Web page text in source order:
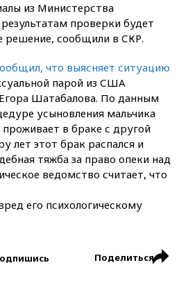
из Министерства
проверки будет
решение, сообщили в СКР.
что выясняет ситуацию
парой из США
Шатабалова. По данным
усыновления мальчика
в браке с другой
лет этот брак распался и
тяжба за право опеки над
ведомство считает, что
его психологическому
Поделиться